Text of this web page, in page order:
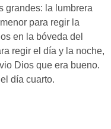
grandes: la lumbrera
para regir la
en la bóveda del
regir el día y la noche,
Dios que era bueno.
día cuarto.